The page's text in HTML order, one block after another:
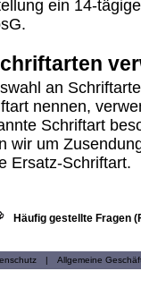
ein 14-
an
nennen,
Schriftart
wir um
Ersatz-Schriftart.
Häufig gestellte Fragen
| Allgemeine